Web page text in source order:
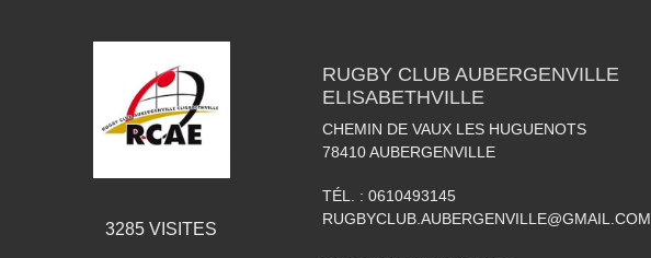
3285 VISITES
RUGBY CLUB AUBERGENVILLE
ELISABETHVILLE
CHEMIN DE VAUX LES HUGUENOTS
78410AUBERGENVILLE
TÉL. : 0610493145
RUGBYCLUB.AUBERGENVILLE@GMAIL.COM